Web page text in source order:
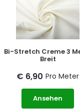
Bi-Stretch Creme 3
Breit
€ 6,90 Pro Meter
Ansehen